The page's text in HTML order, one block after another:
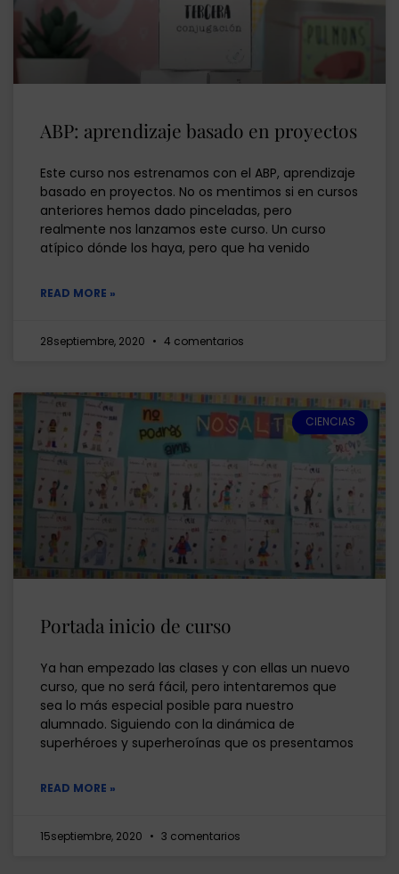
ABP: aprendizaje basado en proyectos
Este curso nos estrenamos con el ABP, aprendizaje
basado en proyectos. No os mentimos si en cursos
anteriores hemos dado pinceladas, pero
realmente nos lanzamos este curso. Un curso
atípico dónde los haya, pero que ha venido
READ MORE »
28septiembre, 2020 4 comentarios
CIENCIAS
Portada inicio de curso
Ya han empezado las clases y con ellas un nuevo
curso, que no será fácil, pero intentaremos que
sea lo más especial posible para nuestro
alumnado. Siguiendo con la dinámica de
superhéroes y superheroínas que os presentamos
READ MORE »
15septiembre, 2020 3 comentarios